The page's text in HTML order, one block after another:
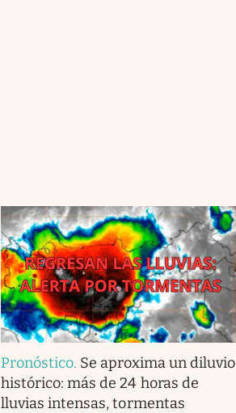
Pronóstico. Se aproxima un diluvio
histórico: más de 24 horas de
lluvias intensas, tormentas